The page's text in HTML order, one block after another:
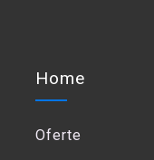
Home
Oferte